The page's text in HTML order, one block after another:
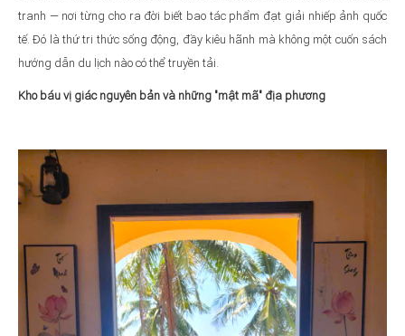
tranh — nơi từng cho ra đời biết bao tác phẩm đạt giải nhiếp ảnh quốc
tế. Đó là thứ tri thức sống động, đầy kiêu hãnh mà không một cuốn sách
hướng dẫn du lịch nào có thể truyền tải.
Kho báu vị giác nguyên bản và những "mật mã" địa phương